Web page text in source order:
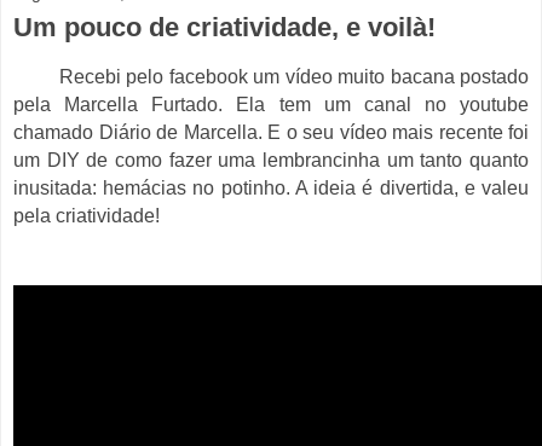
Um pouco de criatividade, e voilà!
Recebi pelo facebook um vídeo muito bacana postado
pela Marcella Furtado. Ela tem um canal no youtube
chamado Diário de Marcella. E o seu vídeo mais recente foi
um DIY de como fazer uma lembrancinha um tanto quanto
inusitada: hemácias no potinho. A ideia é divertida, e valeu
pela criatividade!